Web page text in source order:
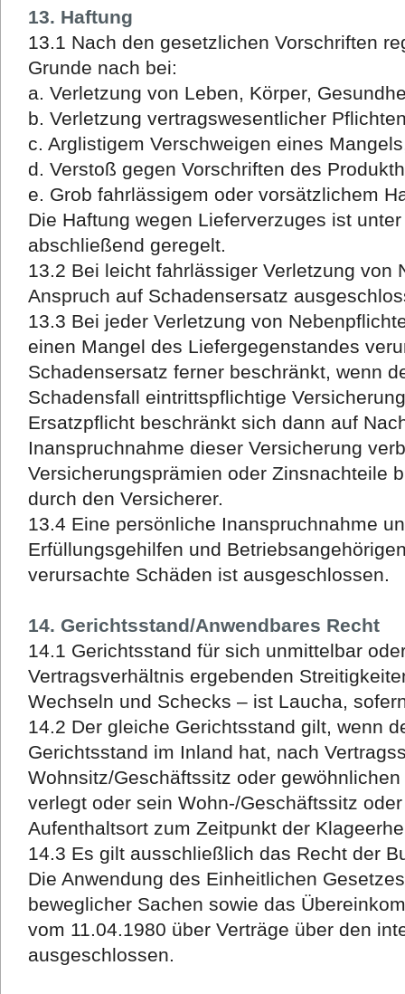
13. Haftung
13.1 Nach den gesetzlichen Vorschriften
Grunde nach bei:
a. Verletzung von Leben, Körper,
b. Verletzung vertragswesentlicher
c. Arglistigem Verschweigen eines
d. Verstoß gegen Vorschriften des
e. Grob fahrlässigem oder vorsätzlichem
Die Haftung wegen Lieferverzuges ist
abschließend geregelt.
13.2 Bei leicht fahrlässiger Verletzung von
Anspruch auf Schadensersatz
13.3 Bei jeder Verletzung von
einen Mangel des Liefergegenstandes
Schadensersatz ferner beschränkt, wenn
Schadensfall eintrittspflichtige
Ersatzpflicht beschränkt sich dann auf
Inanspruchnahme dieser Versicherung
Versicherungsprämien oder Zinsnachteile
durch den Versicherer.
13.4 Eine persönliche Inanspruchnahme
Erfüllungsgehilfen und
verursachte Schäden ist ausgeschlossen.
14. Gerichtsstand/Anwendbares Recht
14.1 Gerichtsstand für sich unmittelbar
Vertragsverhältnis ergebenden
Wechseln und Schecks – ist Laucha,
14.2 Der gleiche Gerichtsstand gilt, wenn
Gerichtsstand im Inland hat, nach
Wohnsitz/Geschäftssitz oder
verlegt oder sein Wohn-/Geschäftssitz
Aufenthaltsort zum Zeitpunkt der
14.3 Es gilt ausschließlich das Recht der
Die Anwendung des Einheitlichen
beweglicher Sachen sowie das
vom 11.04.1980 über Verträge über den
ausgeschlossen.